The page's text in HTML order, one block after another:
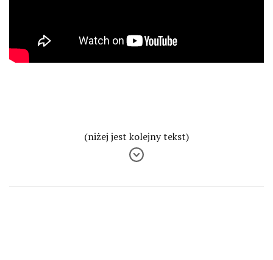
(niżej jest kolejny tekst)